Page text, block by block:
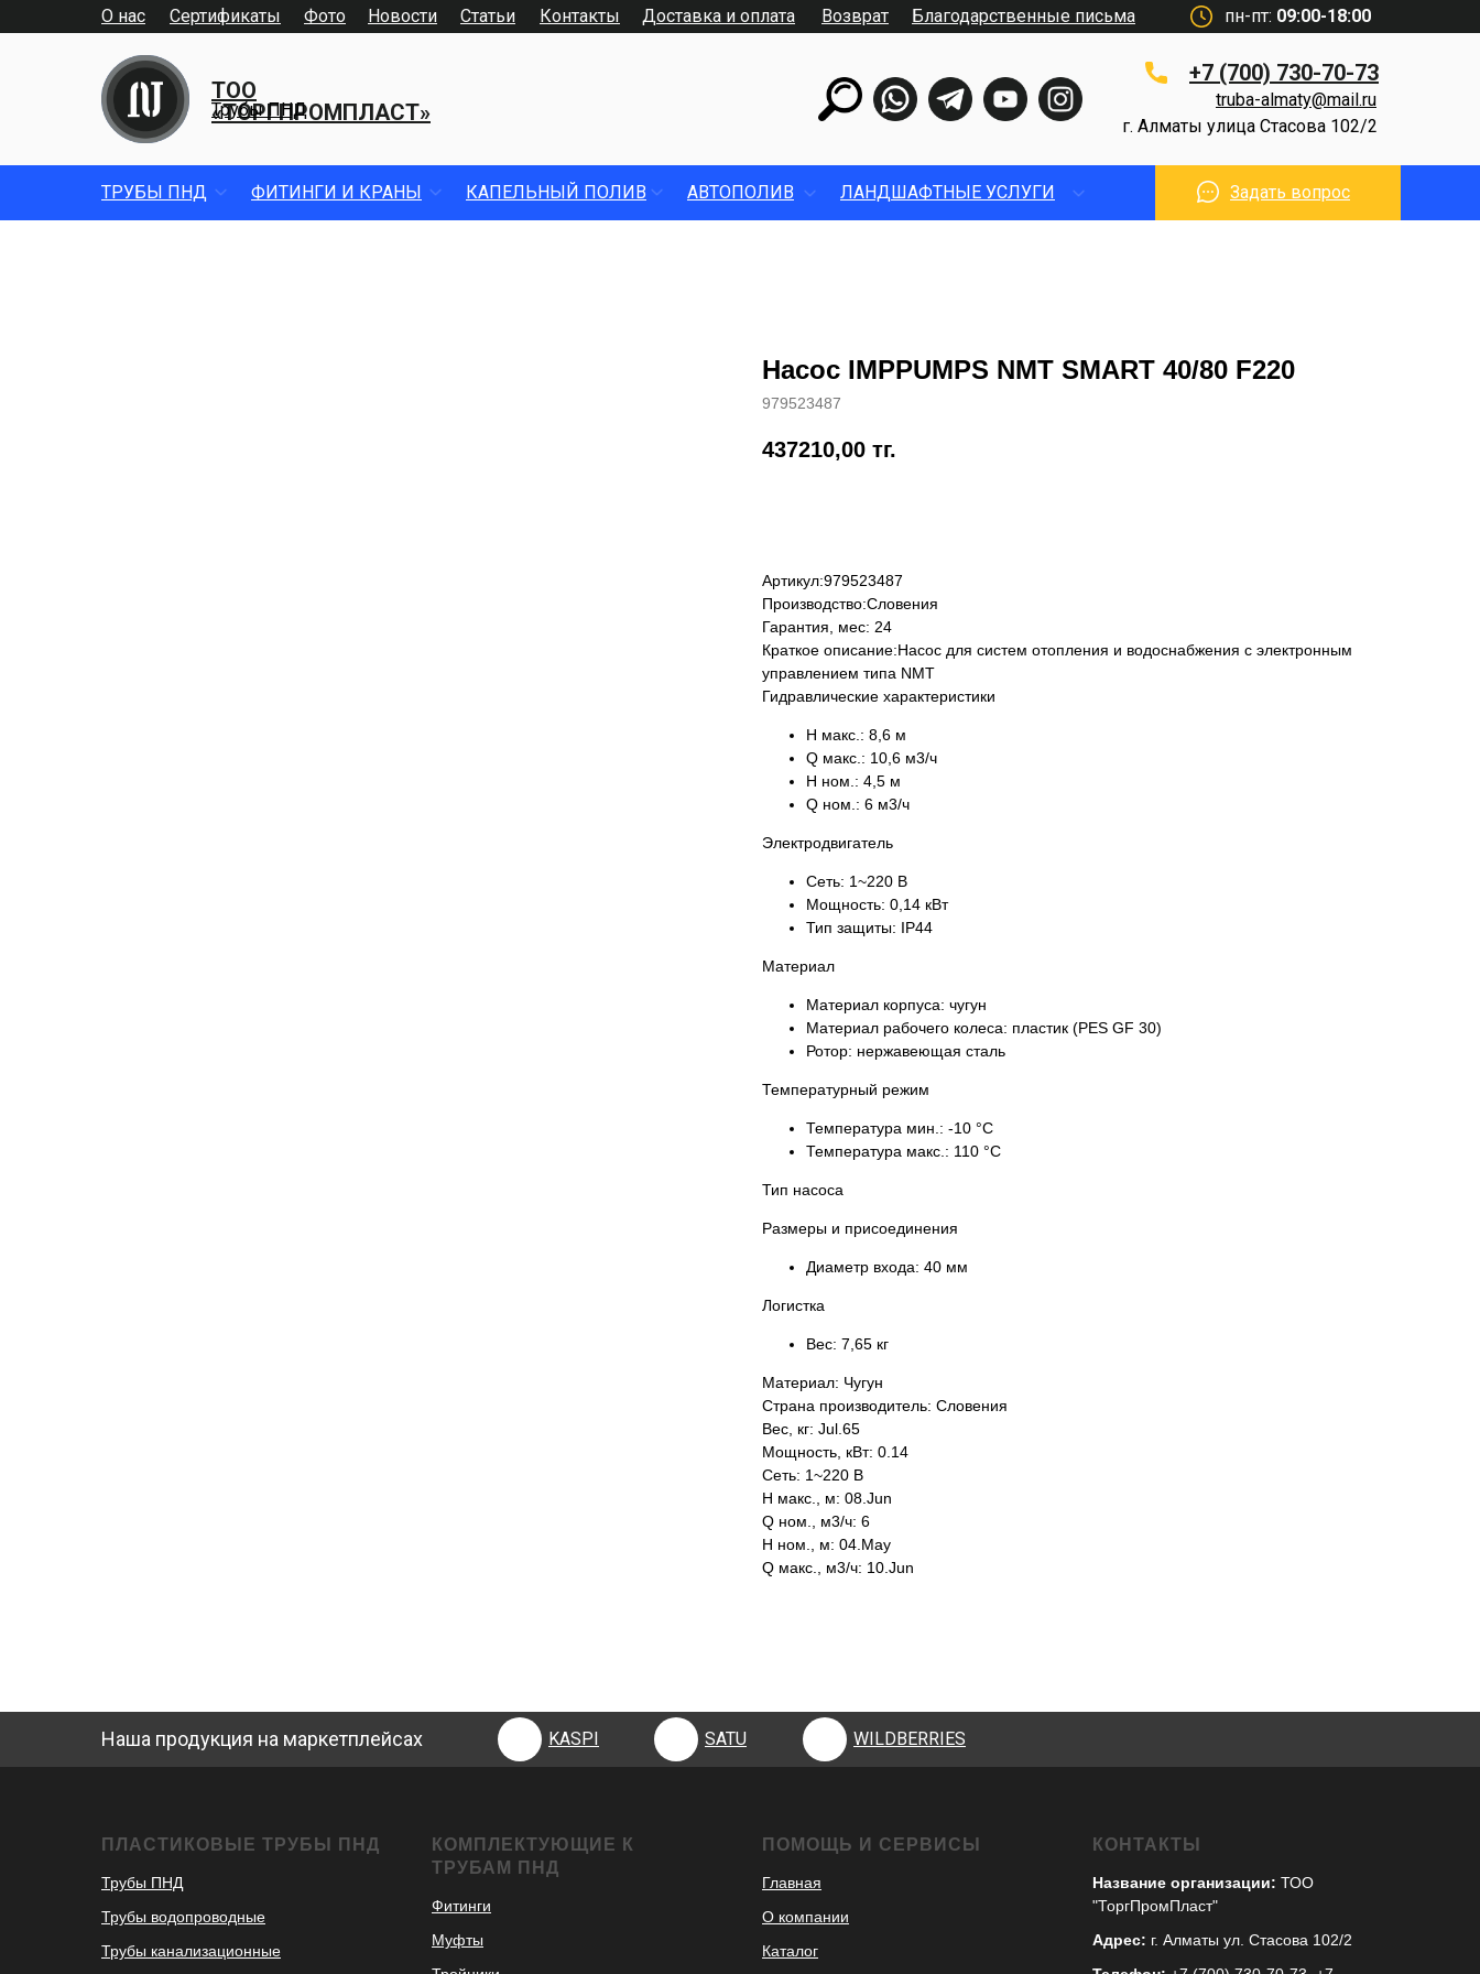
О нас Доставка и оплата
Контакты
Фото
Сертификаты Новости Статьи пн-пт: 09:00-18:00
ТОО
«ТОРГПРОМПЛАСТ»
Трубы ПНД
+7 (700) 730-70-73
г. Алматы улица Стасова 102/2
truba-almaty@mail.ru
Возврат Благодарственные письма
ТРУБЫ ПНД ФИТИНГИ И КРАНЫ КАПЕЛЬНЫЙ ПОЛИВ АВТОПОЛИВ ЛАНДШАФТНЫЕ УСЛУГИ Задать вопрос
Насос IMPPUMPS NMT SMART 40/80 F220
979523487
437210,00 тг.
Артикул:979523487
Производство:Словения
Гарантия, мес: 24
Краткое описание:Насос для систем отопления и водоснабжения с электронным
управлением типа NMT
Гидравлические характеристики
H макс.: 8,6 м
Q макс.: 10,6 м3/ч
H ном.: 4,5 м
Q ном.: 6 м3/ч
Электродвигатель
Сеть: 1~220 В
Мощность: 0,14 кВт
Тип защиты: IP44
Материал
Материал корпуса: чугун
Материал рабочего колеса: пластик (PES GF 30)
Ротор: нержавеющая сталь
Температурный режим
Температура мин.: -10 °С
Температура макс.: 110 °С
Тип насоса
Размеры и присоединения
Диаметр входа: 40 мм
Логистка
Вес: 7,65 кг
Материал: Чугун
Страна производитель: Словения
Вес, кг: Jul.65
Мощность, кВт: 0.14
Сеть: 1~220 В
H макс., м: 08.Jun
Q ном., м3/ч: 6
H ном., м: 04.May
Q макс., м3/ч: 10.Jun
Наша продукция на маркетплейсах KASPI SATU WILDBERRIES
ПЛАСТИКОВЫЕ ТРУБЫ ПНД
Трубы ПНД
Трубы водопроводные
Трубы канализационные
КОМПЛЕКТУЮЩИЕ К
ТРУБАМ ПНД
Фитинги
Муфты
ПОМОЩЬ И СЕРВИСЫ
Главная
О компании
Каталог
КОНТАКТЫ
Название организации: ТОО
"ТоргПромПласт"
Адрес: г. Алматы ул. Стасова 102/2